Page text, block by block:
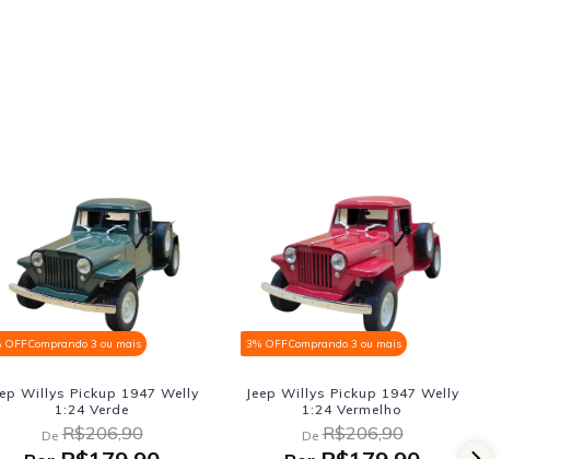
OFFComprando 3 ou mais
Willys Pickup 1947 Welly
1:24 Verde
De R$206,90
3% OFFComprando 3 ou mais
Jeep Willys Pickup 1947 Welly
1:24 Vermelho
De R$206,90